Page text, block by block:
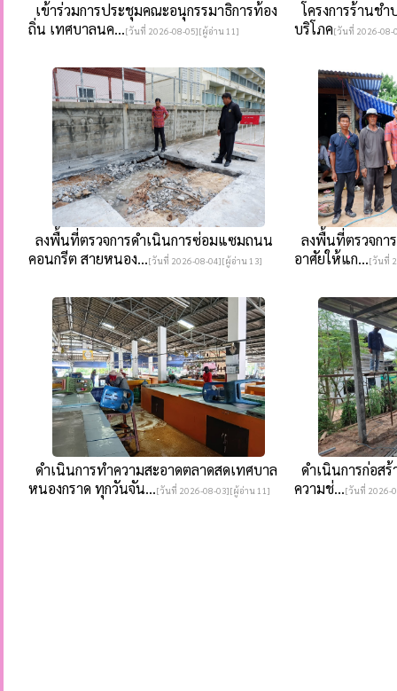
เข้าร่วมการประชุมคณะอนุกรรมาธิการท้อง
ถิ่น เทศบาลนค...[วันที่ 2026-08-05][ผู้อ่าน 11]
โครงการร้านช
บริโภค[วันที่ 2026-08-
ลงพื้นที่ตรวจการดำเนินการซ่อมแซมถนน
คอนกรีต สายหนอง...[วันที่ 2026-08-04][ผู้อ่าน 13]
ลงพื้นที่ตรวจกา
อาศัยให้แก...[วันที่
ดำเนินการทำความสะอาดตลาดสดเทศบาล
หนองกราด ทุกวันจัน...[วันที่ 2026-08-03][ผู้อ่าน 11]
ดำเนินการก่อส
ความช่...[วันที่ 2026-